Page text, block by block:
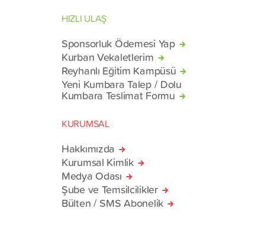
HIZLI ULAŞ
Sponsorluk Ödemesi Yap
Kurban Vekaletlerim
Reyhanlı Eğitim Kampüsü
Yeni Kumbara Talep / Dolu
Kumbara Teslimat Formu
KURUMSAL
Hakkımızda
Kurumsal Kimlik
Medya Odası
Şube ve Temsilcilikler
Bülten / SMS Abonelik